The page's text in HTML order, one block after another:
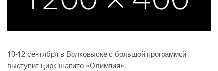
10-12 сентября в Волковыске с большой программой
выступит цирк-шапито «Олимпия».